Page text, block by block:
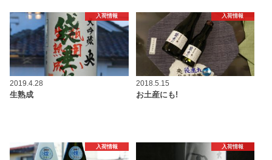
入荷情報
2019.4.28
生熟成
入荷情報
2018.5.15
お土産にも!
入荷情報 入荷情報